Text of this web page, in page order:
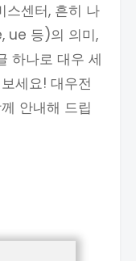
스센터, 흔히 나
ue 등)의 의미,
하나로 대우 세
세요! 대우전
안내해 드립